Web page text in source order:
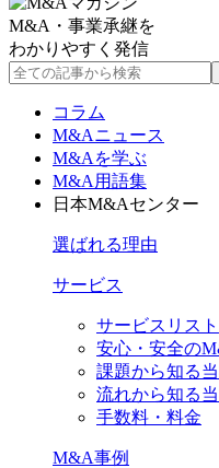
M&A・事業承継を
わかりやすく発信
コラム
M&Aニュース
M&Aを学ぶ
M&A用語集
日本M&Aセンター
選ばれる理由
サービス
サービスリスト
安心・安全の
課題から知る
流れから知る
手数料・料金
M&A事例